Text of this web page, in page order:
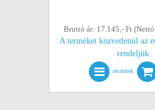
Bruttó ár: 17.145,- Ft
A terméket közvetlenül az
rendeljük.
részletek